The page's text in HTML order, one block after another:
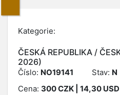
Kategorie:
ČESKÁ REPUBLIKA /
2026)
Číslo: NO19141 Stav: N
Cena: 300CZK | 14,30